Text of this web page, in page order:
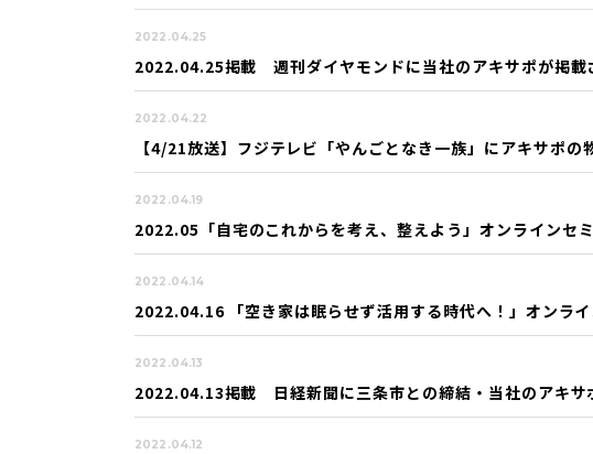
2022.04.25
2022.04.25掲載 週刊ダイヤモンドに当社のアキサポが掲載
2022.04.22
【4/21放送】フジテレビ「やんごとなき一族」にアキサポの
2022.04.19
2022.05「自宅のこれからを考え、整えよう」オンラインセ
2022.04.14
2022.04.16 「空き家は眠らせず活用する時代へ！」オンラ
2022.04.13
2022.04.13掲載 日経新聞に三条市との締結・当社のアキサ
2022.04.12